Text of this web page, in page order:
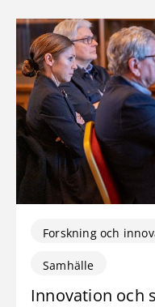
Forskning och
Samhälle
Innovation och